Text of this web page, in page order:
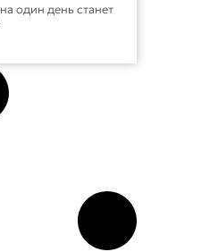
один день станет